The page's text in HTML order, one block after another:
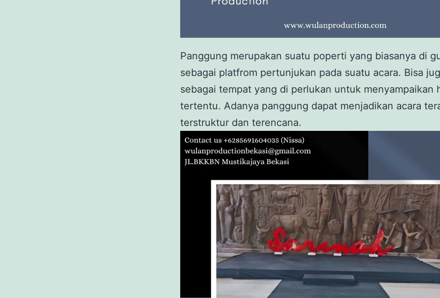
Panggung merupakan suatu poperti yang biasanya di
sebagai platfrom pertunjukan pada suatu acara. Bisa
sebagai tempat yang di perlukan untuk menyampaikan
tertentu. Adanya panggung dapat menjadikan acara
terstruktur dan terencana.